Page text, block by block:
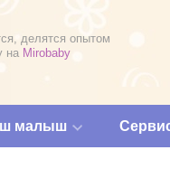
делятся опытом
на Mirobaby
малыш